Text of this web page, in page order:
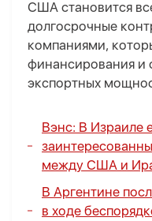
США становится
долгосрочные
компаниями,
финансирования и
экспортных
Вэнс: В Израиле
между США и
В Аргентине
в ходе